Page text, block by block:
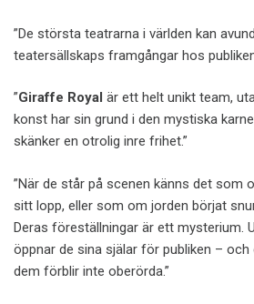
”De största teatrarna i världen kan
teatersällskaps framgångar hos
”Giraffe Royal är ett helt unikt team,
konst har sin grund i den mystiska
skänker en otrolig inre frihet.”
”När de står på scenen känns det som
sitt lopp, eller som om jorden börjat
Deras föreställningar är ett mysterium.
öppnar de sina själar för publiken –
dem förblir inte oberörda.”